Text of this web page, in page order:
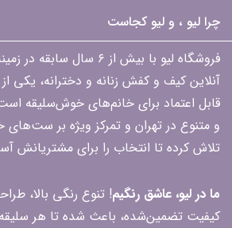
چرا لیو ، و لیو کجاست
فروشگاه لیو با بیش از ۶
آنلاین کیف و کفش زنانه و دخترانه، یکی
قابل اعتماد برای خانم‌های خوش‌سلیقه
و متنوع در تهران و تمرکز ویژه بر
تلاش کرده تا انتخاب را برای مشتریانش
ما در لیو، عاشق رنگیم! تنوع رنگی بالا،
کیفیت تضمین‌شده، باعث شده تا هر